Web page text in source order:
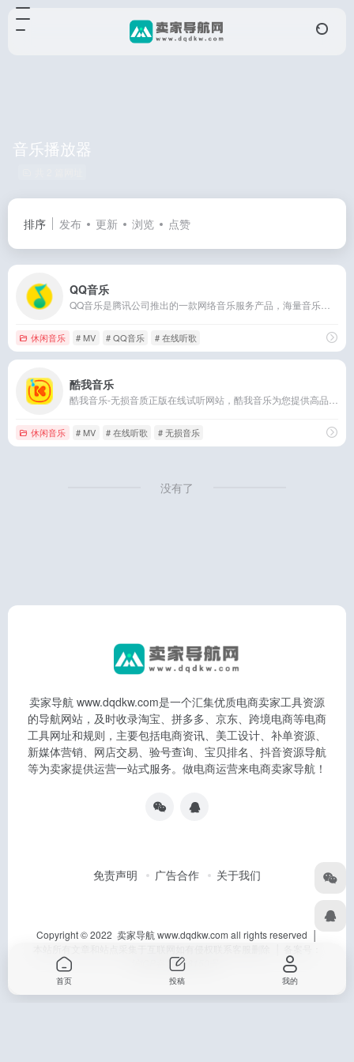
音乐播放器
排序 发布 更新 浏览 点赞
QQ音乐
休闲音乐 # MV # QQ音乐 # 在线听歌
酷我音乐
休闲音乐 # MV # 在线听歌 # 无损音乐
没有了
卖家导航 www.dqdkw.com是一个汇集优质电商卖家工具资源
的导航网站，及时收录淘宝、拼多多、京东、跨境电商等电商
工具网址和规则，主要包括电商资讯、美工设计、补单资源、
新媒体营销、网店交易、验号查询、宝贝排名、抖音资源导航
等为卖家提供运营一站式服务。做电商运营来电商卖家导航！
免责声明 广告合作 关于我们
Copyright © 2022 卖家导航 www.dqdkw.com all rights reserved │
沪ICP备15028150号
首页 投稿 我的